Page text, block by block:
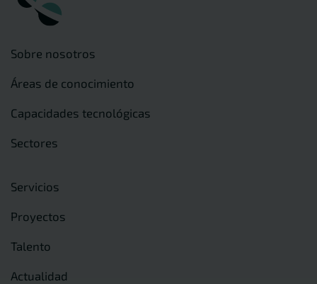
Sobre nosotros
Áreas de conocimiento
Capacidades tecnológicas
Sectores
Servicios
Proyectos
Talento
Actualidad